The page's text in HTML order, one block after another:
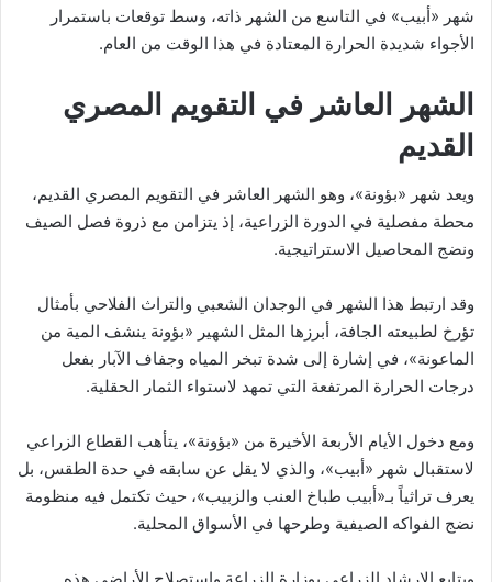
شهر «أبيب» في التاسع من الشهر ذاته، وسط توقعات باستمرار
الأجواء شديدة الحرارة المعتادة في هذا الوقت من العام.
الشهر العاشر في التقويم المصري
القديم
ويعد شهر «بؤونة»، وهو الشهر العاشر في التقويم المصري القديم،
محطة مفصلية في الدورة الزراعية، إذ يتزامن مع ذروة فصل الصيف
ونضج المحاصيل الاستراتيجية.
وقد ارتبط هذا الشهر في الوجدان الشعبي والتراث الفلاحي بأمثال
تؤرخ لطبيعته الجافة، أبرزها المثل الشهير «بؤونة ينشف المية من
الماعونة»، في إشارة إلى شدة تبخر المياه وجفاف الآبار بفعل
درجات الحرارة المرتفعة التي تمهد لاستواء الثمار الحقلية.
ومع دخول الأيام الأربعة الأخيرة من «بؤونة»، يتأهب القطاع الزراعي
لاستقبال شهر «أبيب»، والذي لا يقل عن سابقه في حدة الطقس، بل
يعرف تراثياً بـ«أبيب طباخ العنب والزبيب»، حيث تكتمل فيه منظومة
نضج الفواكه الصيفية وطرحها في الأسواق المحلية.